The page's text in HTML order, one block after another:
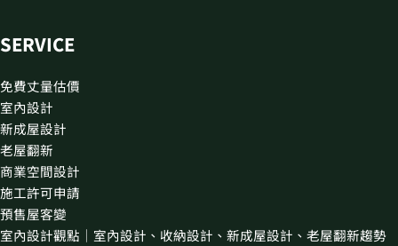
SERVICE
免費丈量估價
室內設計
新成屋設計
老屋翻新
商業空間設計
施工許可申請
預售屋客變
室內設計觀點｜室內設計、收納設計、新成屋設計、老屋翻新趨勢